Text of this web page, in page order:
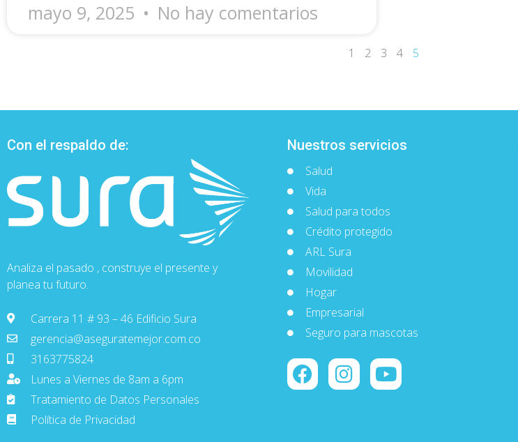
mayo 9, 2025 No hay comentarios
1 2 3 4 5
Con el respaldo de:
Analiza el pasado , construye el presente y
planea tu futuro.
Carrera 11 # 93 – 46 Edificio Sura
gerencia@aseguratemejor.com.co
3163775824
Lunes a Viernes de 8am a 6pm
Tratamiento de Datos Personales
Política de Privacidad
Nuestros servicios
Salud
Vida
Salud para todos
Crédito protegido
ARL Sura
Movilidad
Hogar
Empresarial
Seguro para mascotas